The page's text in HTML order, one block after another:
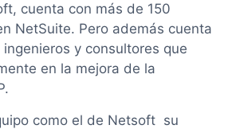
cuenta con más de 150
NetSuite. Pero además cuenta
y consultores que
en la mejora de la
como el de Netsoft su